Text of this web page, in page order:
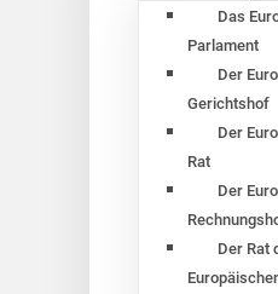
Das
Parlament
Der
Gerichtshof
Der
Rat
Der
Der Rat